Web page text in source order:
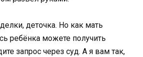
деточка. Но как мать
ребёнка можете получить
запрос через суд. А я вам так,